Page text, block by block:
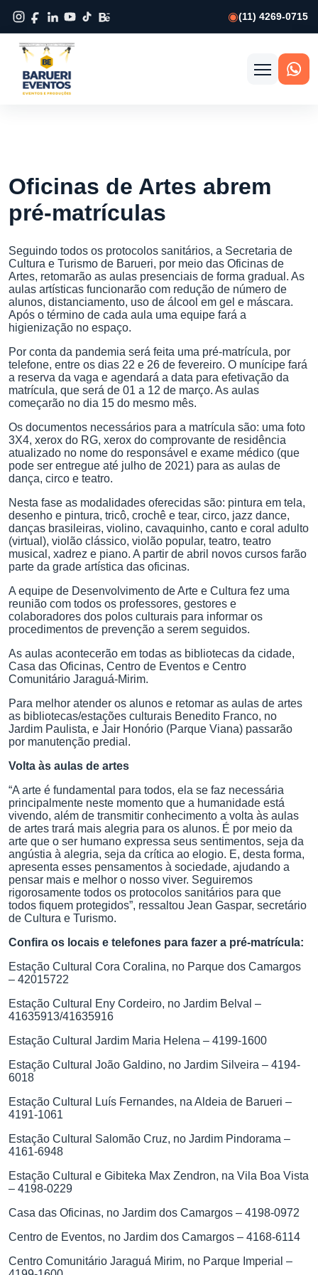
(11) 4269-0715
Abrir
Oficinas de Artes abrem
pré-matrículas
Seguindo todos os protocolos sanitários, a Secretaria de
Cultura e Turismo de Barueri, por meio das Oficinas de
Artes, retomarão as aulas presenciais de forma gradual. As
aulas artísticas funcionarão com redução de número de
alunos, distanciamento, uso de álcool em gel e máscara.
Após o término de cada aula uma equipe fará a
higienização no espaço.
Por conta da pandemia será feita uma pré-matrícula, por
telefone, entre os dias 22 e 26 de fevereiro. O munícipe fará
a reserva da vaga e agendará a data para efetivação da
matrícula, que será de 01 a 12 de março. As aulas
começarão no dia 15 do mesmo mês.
Os documentos necessários para a matrícula são: uma foto
3X4, xerox do RG, xerox do comprovante de residência
atualizado no nome do responsável e exame médico (que
pode ser entregue até julho de 2021) para as aulas de
dança, circo e teatro.
Nesta fase as modalidades oferecidas são: pintura em tela,
desenho e pintura, tricô, crochê e tear, circo, jazz dance,
danças brasileiras, violino, cavaquinho, canto e coral adulto
(virtual), violão clássico, violão popular, teatro, teatro
musical, xadrez e piano. A partir de abril novos cursos farão
parte da grade artística das oficinas.
A equipe de Desenvolvimento de Arte e Cultura fez uma
reunião com todos os professores, gestores e
colaboradores dos polos culturais para informar os
procedimentos de prevenção a serem seguidos.
As aulas acontecerão em todas as bibliotecas da cidade,
Casa das Oficinas, Centro de Eventos e Centro
Comunitário Jaraguá-Mirim.
Para melhor atender os alunos e retomar as aulas de artes
as bibliotecas/estações culturais Benedito Franco, no
Jardim Paulista, e Jair Honório (Parque Viana) passarão
por manutenção predial.
Volta às aulas de artes
“A arte é fundamental para todos, ela se faz necessária
principalmente neste momento que a humanidade está
vivendo, além de transmitir conhecimento a volta às aulas
de artes trará mais alegria para os alunos. É por meio da
arte que o ser humano expressa seus sentimentos, seja da
angústia à alegria, seja da crítica ao elogio. E, desta forma,
apresenta esses pensamentos à sociedade, ajudando a
pensar mais e melhor o nosso viver. Seguiremos
rigorosamente todos os protocolos sanitários para que
todos fiquem protegidos”, ressaltou Jean Gaspar, secretário
de Cultura e Turismo.
Confira os locais e telefones para fazer a pré-matrícula:
Estação Cultural Cora Coralina, no Parque dos Camargos
– 42015722
Estação Cultural Eny Cordeiro, no Jardim Belval –
41635913/41635916
Estação Cultural Jardim Maria Helena – 4199-1600
Estação Cultural João Galdino, no Jardim Silveira – 4194-
6018
Estação Cultural Luís Fernandes, na Aldeia de Barueri –
4191-1061
Estação Cultural Salomão Cruz, no Jardim Pindorama –
4161-6948
Estação Cultural e Gibiteka Max Zendron, na Vila Boa Vista
– 4198-0229
Casa das Oficinas, no Jardim dos Camargos – 4198-0972
Centro de Eventos, no Jardim dos Camargos – 4168-6114
Centro Comunitário Jaraguá Mirim, no Parque Imperial –